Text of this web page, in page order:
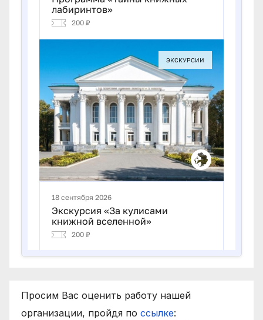
Просим Вас оценить работу нашей
организации, пройдя по ссылке: